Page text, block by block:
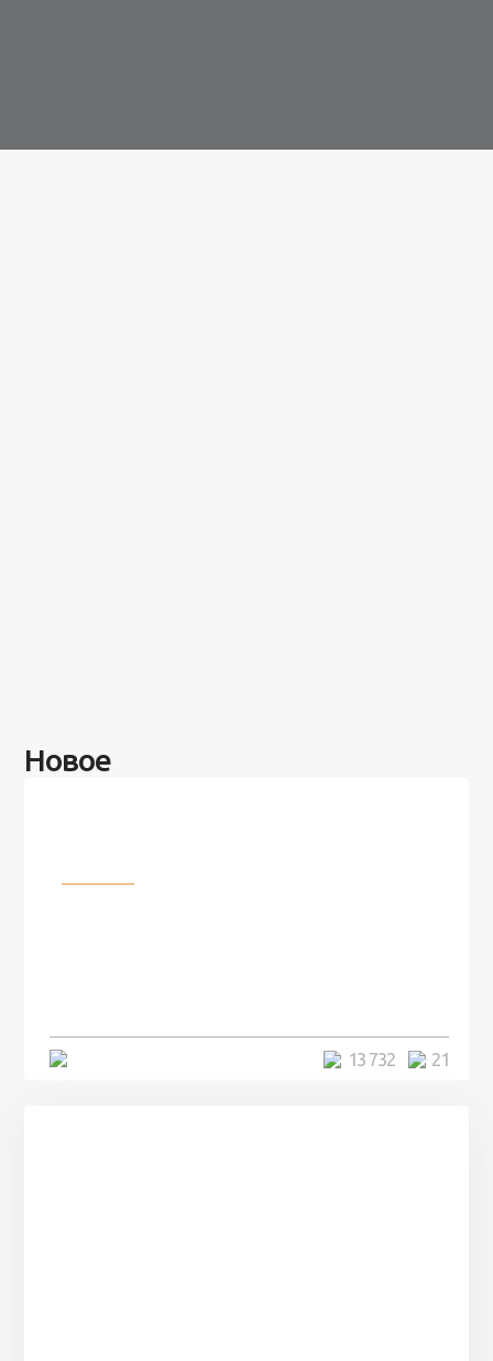
Новое
21
13 732